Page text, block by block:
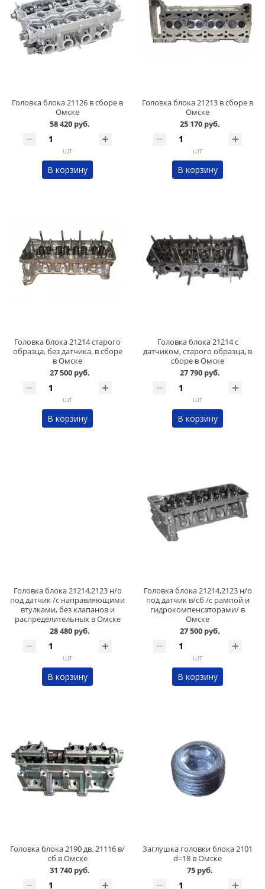
Головка блока 21126 в сборе в
Омске
58 420 руб.
шт
В корзину
Головка блока 21213 в сборе в
Омске
25 170 руб.
шт
В корзину
Головка блока 21214 старого
образца, без датчика, в сборе
в Омске
27 500 руб.
шт
В корзину
Головка блока 21214 с
датчиком, старого образца, в
сборе в Омске
27 790 руб.
шт
В корзину
Головка блока 21214,2123 н/о
под датчик /с направляющими
втулками, без клапанов и
распределительных в Омске
28 480 руб.
шт
В корзину
Головка блока 21214,2123 н/о
под датчик в/сб /с рампой и
гидрокомпенсаторами/ в
Омске
27 500 руб.
шт
В корзину
Головка блока 2190 дв. 21116 в/
сб в Омске
31 740 руб.
Заглушка головки блока 2101
d=18 в Омске
75 руб.